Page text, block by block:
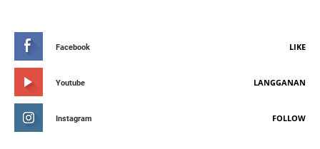
Facebook LIKE
Youtube LANGGANAN
Instagram FOLLOW